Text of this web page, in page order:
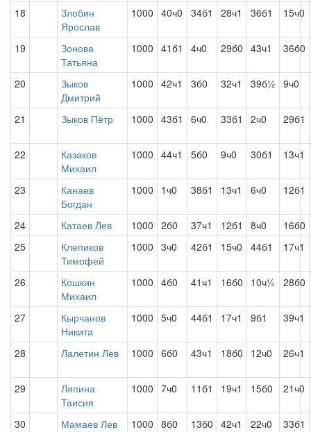
18
Злобин
Ярослав
1000 40ч0 34б1 28ч1 36б1 15ч0
19
Зонова
Татьяна
1000 41б1 4ч0 29б0 43ч1 36б0
20
Зыков
Дмитрий
1000 42ч1 3б0 32ч1 39б½ 9ч0
21 Зыков Пётр 1000 43б1 6ч0 33б1 2ч0 29б1
22
Казаков
Михаил
1000 44ч1 5б0 9ч0 30б1 13ч1
23
Канаев
Богдан
1000 1ч0 38б1 13ч1 6ч0 12б1
24 Катаев Лев 1000 2б0 37ч1 12б1 8ч0
16б0
25
Клепиков
Тимофей
1000 3ч0 42б1 15ч0 44б1 17ч1
26
Кошкин
Михаил
1000 4б0 41ч1 16б0 10ч½ 28б0
27
Кырчанов
Никита
1000 5ч0 44б1 17ч1 9б1 39ч1
28 Лалетин Лев 1000 6б0 43ч1 18б0 12ч0 26ч1
29
Ляпина
Таисия
1000 7ч0 11б1 19ч1 15б0 21ч0
30 Мамаев Лев 1000 8б0 13б0 42ч1 22ч0 33б1